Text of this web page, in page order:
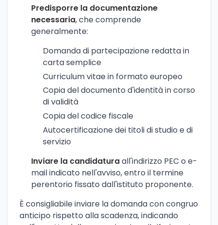
Predisporre la documentazione
necessaria, che comprende
generalmente:
Domanda di partecipazione redatta in
carta semplice
Curriculum vitae in formato europeo
Copia del documento d'identità in corso
di validità
Copia del codice fiscale
Autocertificazione dei titoli di studio e di
servizio
Inviare la candidaturaall'indirizzo PEC o e-
mail indicato nell'avviso, entro il termine
perentorio fissato dall'istituto proponente.
È consigliabile inviare la domanda con congruo
anticipo rispetto alla scadenza, indicando